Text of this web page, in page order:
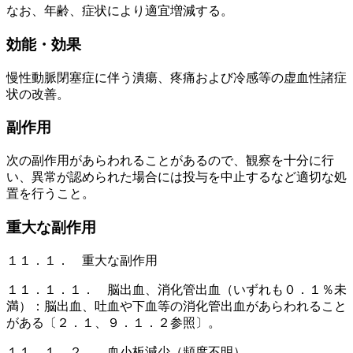
なお、年齢、症状により適宜増減する。
効能・効果
慢性動脈閉塞症に伴う潰瘍、疼痛および冷感等の虚血性諸症
状の改善。
副作用
次の副作用があらわれることがあるので、観察を十分に行
い、異常が認められた場合には投与を中止するなど適切な処
置を行うこと。
重大な副作用
１１．１． 重大な副作用
１１．１．１． 脳出血、消化管出血（いずれも０．１％未
満）：脳出血、吐血や下血等の消化管出血があらわれること
がある〔２．１、９．１．２参照〕。